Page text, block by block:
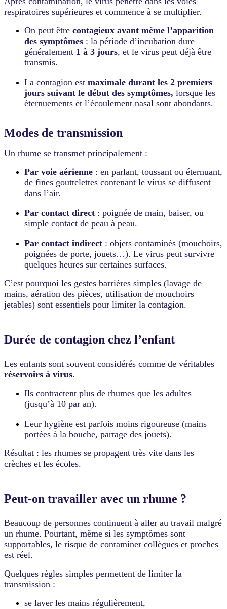
respiratoires supérieures et commence à se multiplier.
On peut être contagieux avant même l’apparition
des symptômes : la période d’incubation dure
généralement 1 à 3 jours, et le virus peut déjà être
transmis.
La contagion est maximale durant les 2 premiers
jours suivant le début des symptômes, lorsque les
éternuements et l’écoulement nasal sont abondants.
Modes de transmission
Un rhume se transmet principalement :
Par voie aérienne : en parlant, toussant ou éternuant,
de fines gouttelettes contenant le virus se diffusent
dans l’air.
Par contact direct : poignée de main, baiser, ou
simple contact de peau à peau.
Par contact indirect : objets contaminés (mouchoirs,
poignées de porte, jouets…). Le virus peut survivre
quelques heures sur certaines surfaces.
C’est pourquoi les gestes barrières simples (lavage de
mains, aération des pièces, utilisation de mouchoirs
jetables) sont essentiels pour limiter la contagion.
Durée de contagion chez l’enfant
Les enfants sont souvent considérés comme de véritables
réservoirs à virus.
Ils contractent plus de rhumes que les adultes
(jusqu’à 10 par an).
Leur hygiène est parfois moins rigoureuse (mains
portées à la bouche, partage des jouets).
Résultat : les rhumes se propagent très vite dans les
crèches et les écoles.
Peut-on travailler avec un rhume ?
Beaucoup de personnes continuent à aller au travail malgré
un rhume. Pourtant, même si les symptômes sont
supportables, le risque de contaminer collègues et proches
est réel.
Quelques règles simples permettent de limiter la
transmission :
se laver les mains régulièrement,